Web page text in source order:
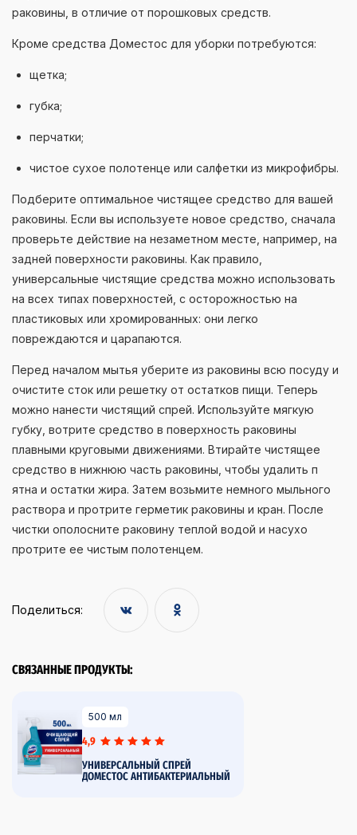
раковины, в отличие от порошковых средств.
Кроме средства Доместос для уборки потребуются:
щетка;
губка;
перчатки;
чистое сухое полотенце или салфетки из микрофибры.
Подберите оптимальное чистящее средство для вашей
раковины. Если вы используете новое средство, сначала
проверьте действие на незаметном месте, например, на
задней поверхности раковины. Как правило,
универсальные чистящие средства можно использовать
на всех типах поверхностей, с осторожностью на
пластиковых или хромированных: они легко
повреждаются и царапаются.
Перед началом мытья уберите из раковины всю посуду и
очистите сток или решетку от остатков пищи. Теперь
можно нанести чистящий спрей. Используйте мягкую
губку, вотрите средство в поверхность раковины
плавными круговыми движениями. Втирайте чистящее
средство в нижнюю часть раковины, чтобы удалить п
ятна и остатки жира. Затем возьмите немного мыльного
раствора и протрите герметик раковины и кран. После
чистки ополосните раковину теплой водой и насухо
протрите ее чистым полотенцем.
Поделиться:
СВЯЗАННЫЕ ПРОДУКТЫ:
4,9
500 мл
УНИВЕРСАЛЬНЫЙ СПРЕЙ
ДОМЕСТОС АНТИБАКТЕРИАЛЬНЫЙ